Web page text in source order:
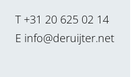
T +31 20 625 02 14
E info@deruijter.net